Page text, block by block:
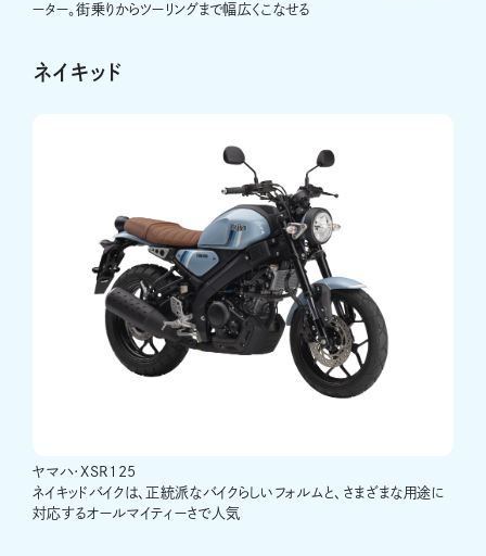
ーター。街乗りからツーリングまで幅広くこなせる
ネイキッド
ヤマハ･XSR125
ネイキッドバイクは、正統派なバイクらしいフォルムと、さまざまな用途に
対応するオールマイティーさで人気